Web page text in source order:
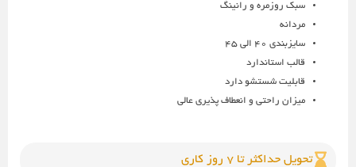
سبک روزمره و رانینگ
مردانه
سایزبندی 40 الی 45
قالب استاندارد
قابلیت شستشو دارد
میزان راحتی و انعطاف پذیری عالی
تحویل حداکثر تا 7 روز کاری